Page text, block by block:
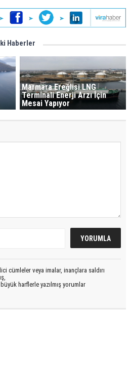
Haberler
Marmara Ereğlisi LNG
Terminali Enerji Arzı İçin
Mesai Yapıyor
cümleler veya imalar, inançlara saldırı
harflerle yazılmış yorumlar